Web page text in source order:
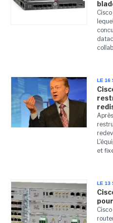
LE 16
et
LE 13